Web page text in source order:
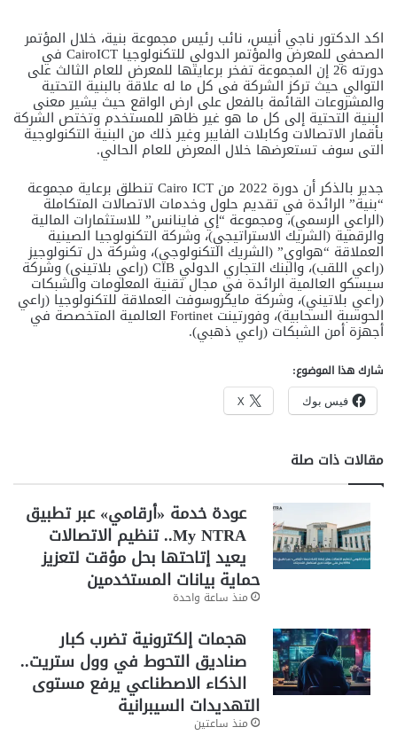
اكد الدكتور ناجي أنيس، نائب رئيس مجموعة بنية، خلال المؤتمر
الصحفي للمعرض والمؤتمر الدولي للتكنولوجيا CairoICT في
دورته 26 إن المجموعة تفخر برعايتها للمعرض للعام الثالث على
التوالي حيث تركز الشركة فى كل ما له علاقة بالبنية التحتية
والمشروعات القائمة بالفعل على ارض الواقع حيث يشير معنى
البنية التحتية إلى كل ما هو غير ظاهر للمستخدم وتختص الشركة
بأقمار الاتصالات وكابلات الفايبر وغير ذلك من البنية التكنولوجية
التى سوف تستعرضها خلال المعرض للعام الحالي.
جدير بالذكر أن دورة 2022 من Cairo ICT تنطلق برعاية مجموعة
“بنية” الرائدة في تقديم حلول وخدمات الاتصالات المتكاملة
(الراعي الرسمي)، ومجموعة “إي فاينانس” للاستثمارات المالية
والرقمية (الشريك الاستراتيجي)، وشركة التكنولوجيا الصينية
العملاقة “هواوي” (الشريك التكنولوجي)، وشركة دل تكنولوجيز
(راعي اللقب)، والبنك التجاري الدولي CIB (راعي بلاتيني) وشركة
سيسكو العالمية الرائدة في مجال تقنية المعلومات والشبكات
(راعي بلاتيني)، وشركة مايكروسوفت العملاقة للتكنولوجيا (راعي
الحوسبة السحابية)، وفورتينت Fortinet العالمية المتخصصة في
أجهزة أمن الشبكات (راعي ذهبي).
شارك هذا الموضوع:
فيس بوك X
مقالات ذات صلة
عودة خدمة «أرقامي» عبر تطبيق
My NTRA.. تنظيم الاتصالات
يعيد إتاحتها بحل مؤقت لتعزيز
حماية بيانات المستخدمين
منذ ساعة واحدة
هجمات إلكترونية تضرب كبار
صناديق التحوط في وول ستريت..
الذكاء الاصطناعي يرفع مستوى
التهديدات السيبرانية
منذ ساعتين